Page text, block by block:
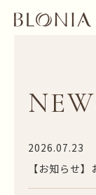
2026.07.23
【お知らせ